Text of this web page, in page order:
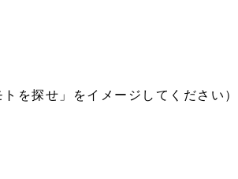
を探せ」をイメージしてください）